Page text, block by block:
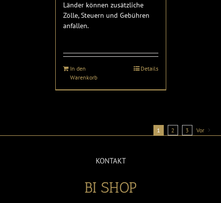
Länder können zusätzliche
Zölle, Steuern und Gebühren
anfallen.
In den
Warenkorb
Details
1 2 3 Vor
KONTAKT
BI SHOP